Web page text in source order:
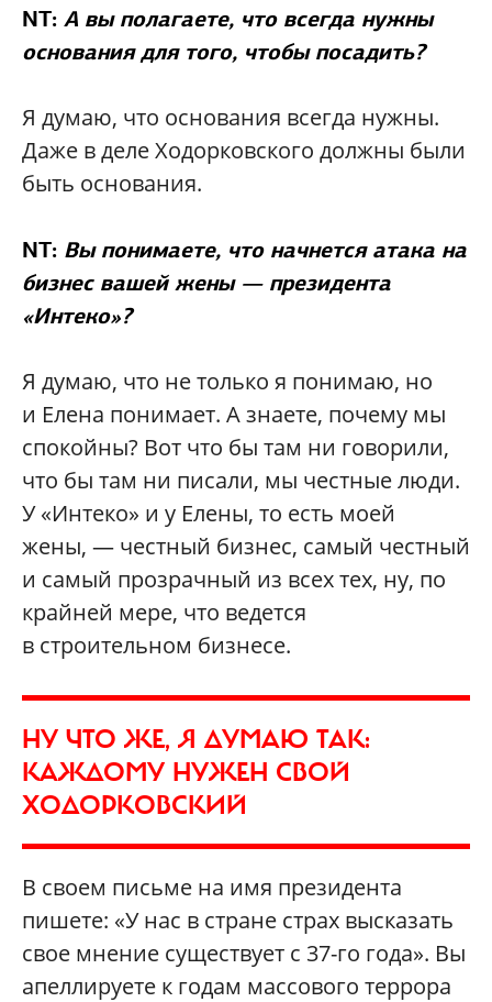
NT: А вы полагаете, что всегда нужны
основания для того, чтобы посадить?
Я думаю, что основания всегда нужны.
Даже в деле Ходорковского должны были
быть основания.
NT: Вы понимаете, что начнется атака на
бизнес вашей жены — президента
«Интеко»?
Я думаю, что не только я понимаю, но
и Елена понимает. А знаете, почему мы
спокойны? Вот что бы там ни говорили,
что бы там ни писали, мы честные люди.
У «Интеко» и у Елены, то есть моей
жены, — честный бизнес, самый честный
и самый прозрачный из всех тех, ну, по
крайней мере, что ведется
в строительном бизнесе.
НУ ЧТО ЖЕ, Я ДУМАЮ ТАК:
КАЖДОМУ НУЖЕН СВОЙ
ХОДОРКОВСКИЙ
В своем письме на имя президента
пишете: «У нас в стране страх высказать
свое мнение существует с 37-го года». Вы
апеллируете к годам массового террора